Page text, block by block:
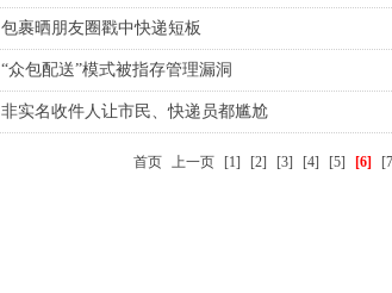
包裹晒朋友圈戳中快递短板
“众包配送”模式被指存管理漏洞
非实名收件人让市民、快递员都尴尬
首页 上一页 [1] [2] [3] [4] [5] [6]